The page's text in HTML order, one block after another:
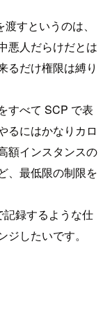
すというのは、
悪人だらけだとは
るだけ権限は縛り
すべて SCP で表
るにはかなりカロ
額インスタンスの
、最低限の制限を
録するような仕
したいです。